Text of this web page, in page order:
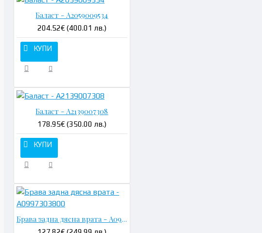
Баласт - A2059009534
204.52€ (400.01 лв.)
КУПИ
Баласт - A2139007308
178.95€ (350.00 лв.)
КУПИ
Брава задна дясна врата - A0997303800